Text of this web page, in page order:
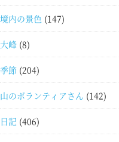
境内の景色 (147)
大峰 (8)
季節 (204)
山のボランティアさん (142)
日記 (406)